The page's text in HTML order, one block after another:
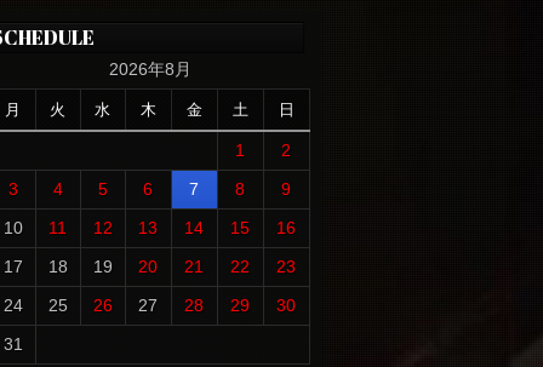
2026年8月
月 火 水 木 金 土 日
1
2
3
4 5 6 7 8
9
10
11 12 13 14 15
16
17
18 19 20 21 22
23
24
25 26 27 28 29
30
31